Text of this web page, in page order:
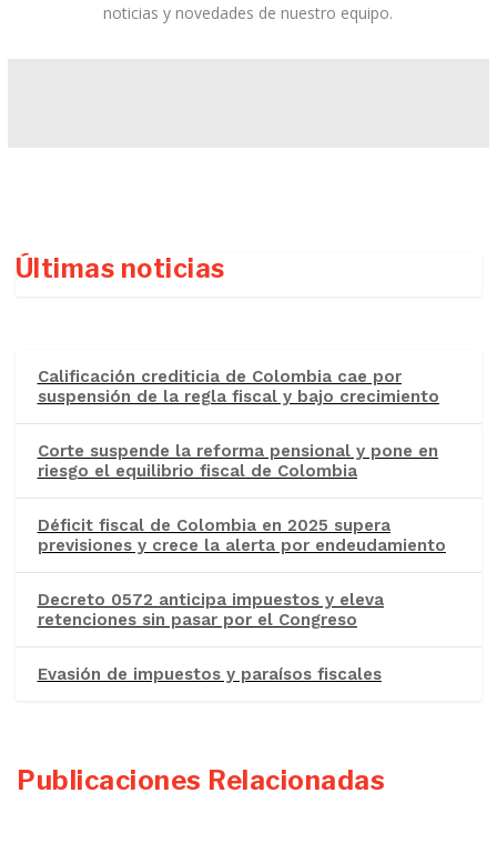
noticias y novedades de nuestro equipo.
Últimas noticias
Calificación crediticia de Colombia cae por
suspensión de la regla fiscal y bajo crecimiento
Corte suspende la reforma pensional y pone en
riesgo el equilibrio fiscal de Colombia
Déficit fiscal de Colombia en 2025 supera
previsiones y crece la alerta por endeudamiento
Decreto 0572 anticipa impuestos y eleva
retenciones sin pasar por el Congreso
Evasión de impuestos y paraísos fiscales
Publicaciones Relacionadas